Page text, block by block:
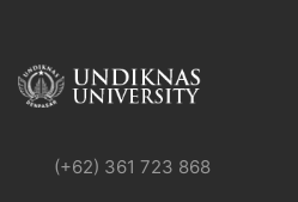
(+62) 361 723 868